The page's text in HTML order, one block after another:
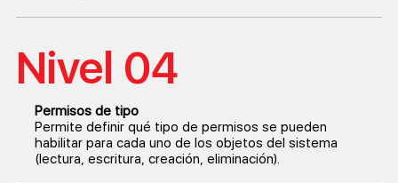
Nivel 04
Permisos de tipo
Permite definir qué tipo de permisos se pueden
habilitar para cada uno de los objetos del sistema
(lectura, escritura, creación, eliminación).